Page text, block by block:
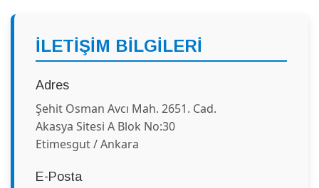
İLETİŞİM BİLGİLERİ
Adres
Şehit Osman Avcı Mah. 2651. Cad.
Akasya Sitesi A Blok No:30
Etimesgut / Ankara
E-Posta